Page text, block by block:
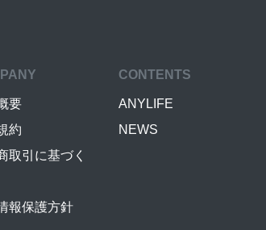
要
約
取引に基づく
報保護方針
CONTENTS
ANYLIFE
NEWS